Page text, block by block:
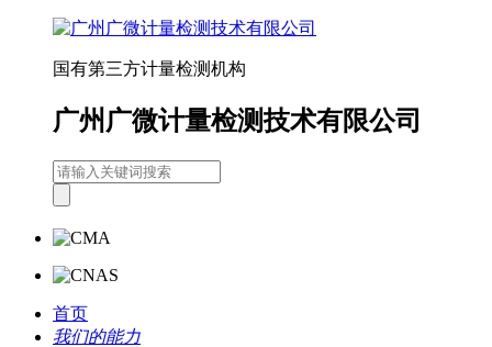
国有第三方计量检测机构
广州广微计量检测技术有限公司
首页
我们的能力